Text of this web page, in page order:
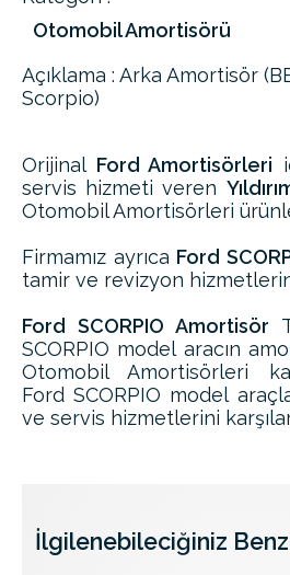
Otomobil Amortisörü
Açıklama : Arka Amortisör
Scorpio)
Orijinal Ford Amortisörleri
servis hizmeti veren
Otomobil Amortisörleri
Firmamız ayrıca Ford
tamir ve revizyon
Ford SCORPIO Amortisör
SCORPIO model aracın
Otomobil Amortisörleri
Ford SCORPIO model
ve servis hizmetlerini
İlgilenebileciğiniz